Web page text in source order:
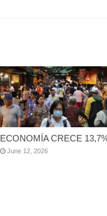
ECONOMÍA CRECE
June 12, 2026